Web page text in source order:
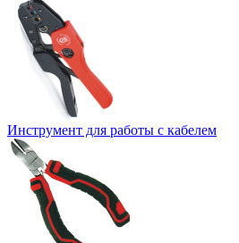
Инструмент для работы с кабелем